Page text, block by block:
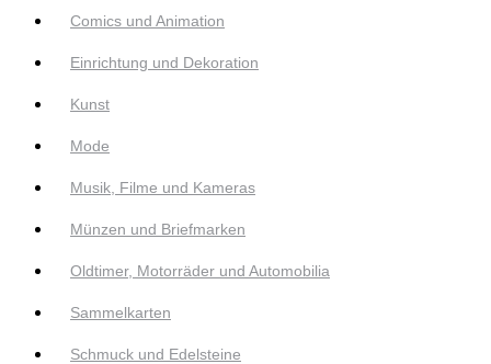
Comics und Animation
Einrichtung und Dekoration
Kunst
Mode
Musik, Filme und Kameras
Münzen und Briefmarken
Oldtimer, Motorräder und Automobilia
Sammelkarten
Schmuck und Edelsteine